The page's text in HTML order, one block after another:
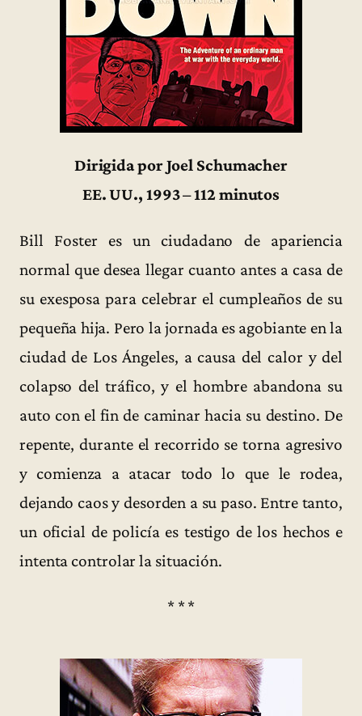
Dirigida por Joel Schumacher
EE. UU., 1993 – 112 minutos
Bill Foster es un ciudadano de apariencia
normal que desea llegar cuanto antes a casa de
su exesposa para celebrar el cumpleaños de su
pequeña hija. Pero la jornada es agobiante en la
ciudad de Los Ángeles, a causa del calor y del
colapso del tráfico, y el hombre abandona su
auto con el fin de caminar hacia su destino. De
repente, durante el recorrido se torna agresivo
y comienza a atacar todo lo que le rodea,
dejando caos y desorden a su paso. Entre tanto,
un oficial de policía es testigo de los hechos e
intenta controlar la situación.
* * *